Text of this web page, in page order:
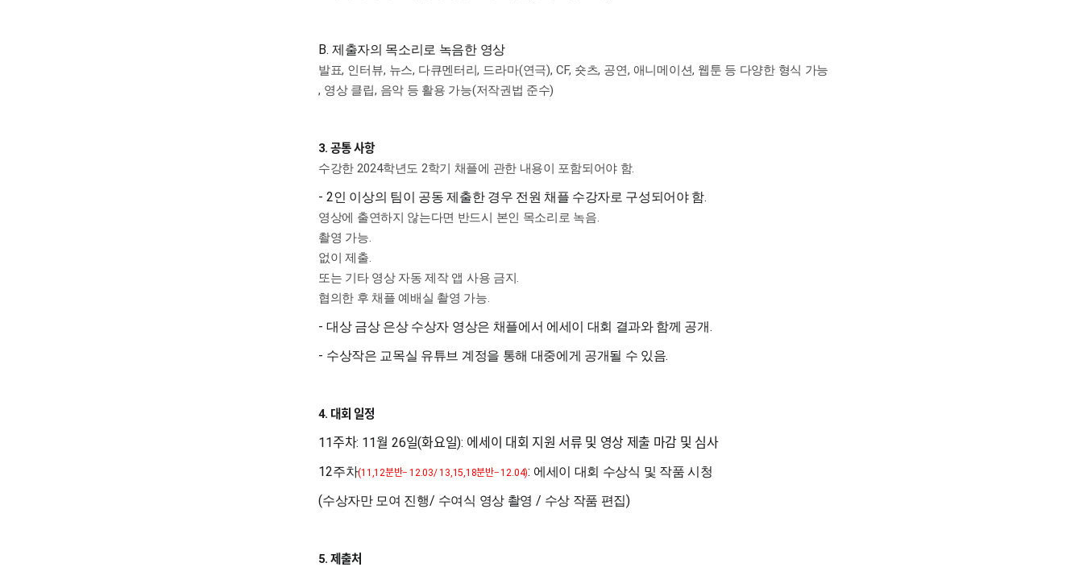
B. 제출자의 목소리로 녹음한 영상
발표, 인터뷰, 뉴스, 다큐멘터리, 드라마(연극), CF, 숏츠, 공연, 애니메이션, 웹툰 등 다양한 형식 가능
, 영상 클립, 음악 등 활용 가능(저작권법 준수)
3.공통 사항
수강한 2024학년도 2학기 채플에 관한 내용이 포함되어야 함.
- 2인 이상의 팀이 공동 제출한 경우 전원 채플 수강자로 구성되어야 함.
영상에 출연하지 않는다면 반드시 본인 목소리로 녹음
촬영 가능
없이 제출
또는 기타 영상 자동 제작 앱 사용 금지
협의한 후 채플 예배실 촬영 가능
- 대상 금상 은상 수상자 영상은 채플에서 에세이 대회 결과와 함께 공개 .
- 수상작은 교목실 유튜브 계정을 통해 대중에게 공개될 수 있음.
4. 대회 일정
11주차: 11월 26일(화요일): 에세이 대회 지원 서류 및 영상 제출 마감 및 심사
12주차(11,12분반– 12.03/ 13,15,18분반–12.04): 에세이 대회 수상식 및 작품 시청
(수상자만 모여 진행/ 수여식 영상 촬영 / 수상 작품 편집)
5.제출처